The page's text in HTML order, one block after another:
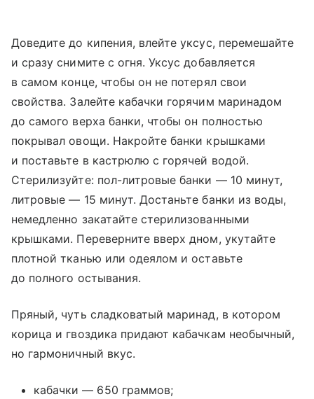
Доведите до кипения, влейте уксус, перемешайте
и сразу снимите с огня. Уксус добавляется
в самом конце, чтобы он не потерял свои
свойства. Залейте кабачки горячим маринадом
до самого верха банки, чтобы он полностью
покрывал овощи. Накройте банки крышками
и поставьте в кастрюлю с горячей водой.
Стерилизуйте: пол-литровые банки — 10 минут,
литровые — 15 минут. Достаньте банки из воды,
немедленно закатайте стерилизованными
крышками. Переверните вверх дном, укутайте
плотной тканью или одеялом и оставьте
до полного остывания.
Пряный, чуть сладковатый маринад, в котором
корица и гвоздика придают кабачкам необычный,
но гармоничный вкус.
кабачки — 650 граммов;